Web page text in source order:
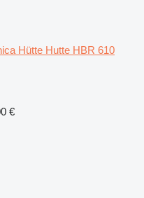
Hütte Hutte HBR 610
€